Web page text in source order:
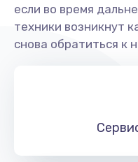
если во время
техники возникнут
снова обратиться к